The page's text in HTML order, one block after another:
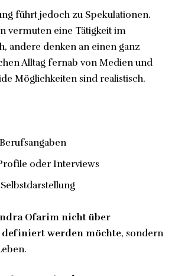
führt jedoch zu Spekulationen.
vermuten eine Tätigkeit im
andere denken an einen ganz
Alltag fernab von Medien und
Möglichkeiten sind realistisch.
oder Interviews
Ofarim nicht über
definiert werden möchte, sondern